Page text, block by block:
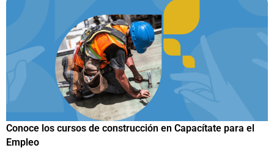
Trump firma nueva orden ejecutiva para restringir la
ciudadanía por nacimiento, semanas después de que la